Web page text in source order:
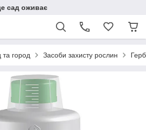
сад оживає
город Засоби захисту рослин